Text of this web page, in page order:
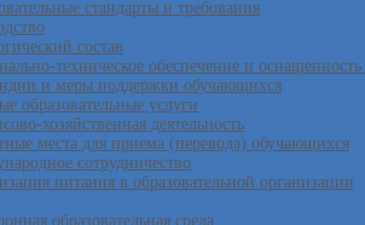
стандарты и требования
состав
техническое обеспечение и
и меры поддержки обучающихся
образовательные услуги
хозяйственная деятельность
места для приема (перевода) обучающихся
сотрудничество
питания в образовательной организации
образовательная среда